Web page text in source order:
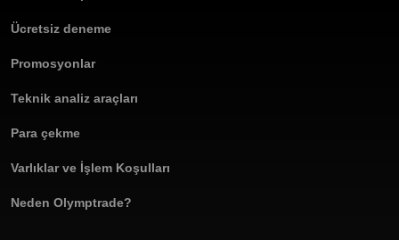
Ücretsiz deneme
Promosyonlar
Teknik analiz araçları
Para çekme
Varlıklar ve İşlem Koşulları
Neden Olymptrade?